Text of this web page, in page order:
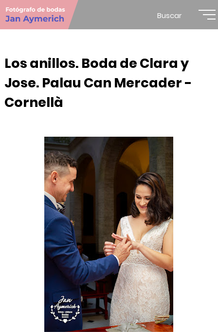
Buscar
Los anillos. Boda de Clara y
Jose. Palau Can Mercader -
Cornellà